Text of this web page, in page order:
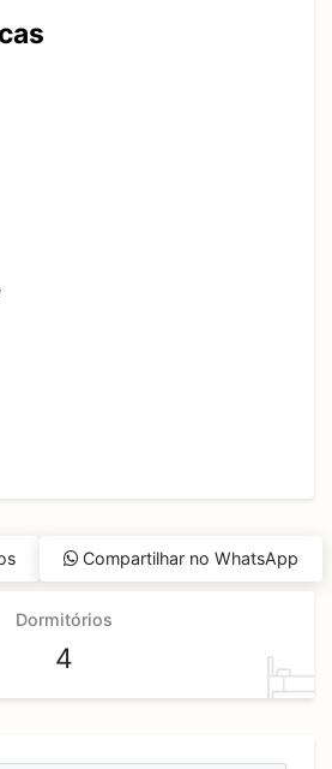
Compartilhar no WhatsApp
Dormitórios
4